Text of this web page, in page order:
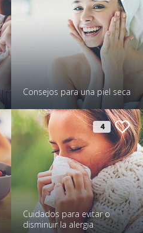
Consejos para una piel seca
4
Cuidados para evitar o
disminuir la alergia